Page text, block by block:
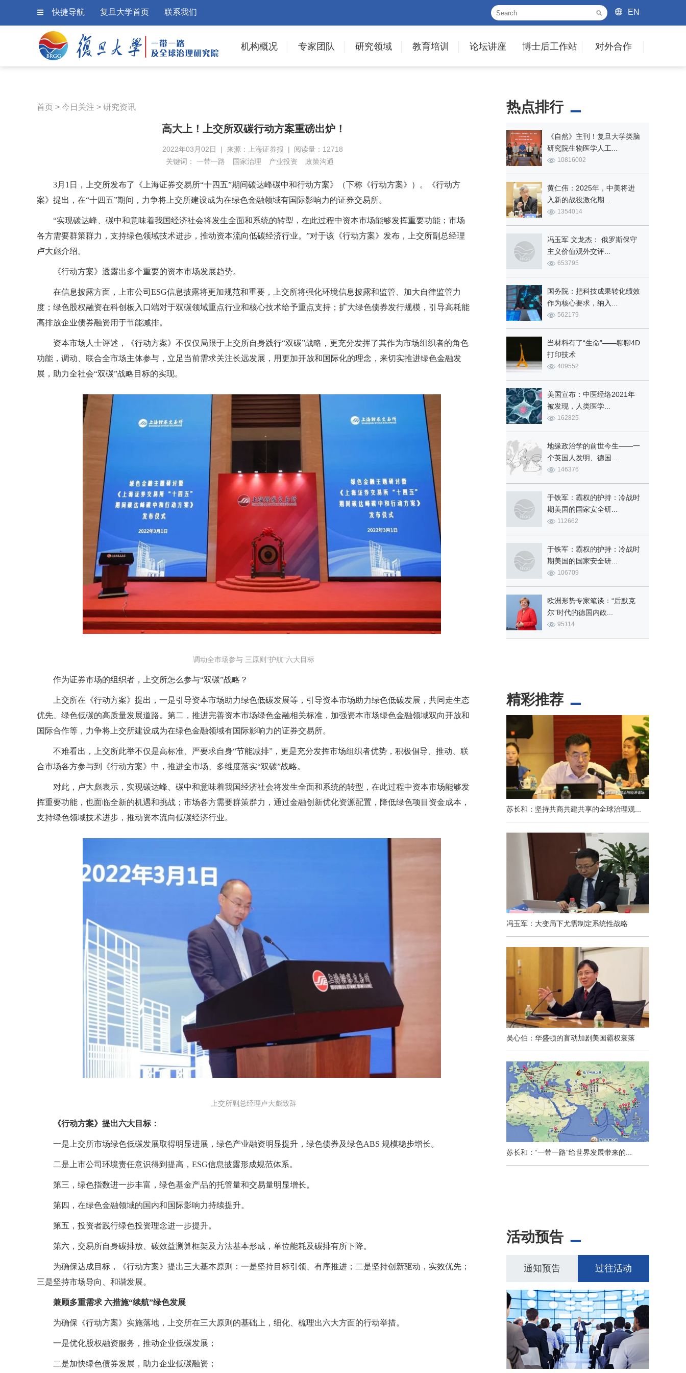
快捷导航 复旦大学首页 联系我们 EN
机构概况 专家团队 研究领域 教育培训 论坛讲座 博士后工作站 对外合作
首页 > 今日关注 > 研究资讯
高大上！上交所双碳行动方案重磅出炉！
2022年03月02日 | 来源：上海证券报 | 阅读量：12718
关键词： 一带一路 国家治理 产业投资 政策沟通
3月1日，上交所发布了《上海证券交易所“十四五”期间碳达峰碳中和行动方案》（下称《行动方案》）。《行动方
案》提出，在“十四五”期间，力争将上交所建设成为在绿色金融领域有国际影响力的证券交易所。
“实现碳达峰、碳中和意味着我国经济社会将发生全面和系统的转型，在此过程中资本市场能够发挥重要功能；市场
各方需要群策群力，支持绿色领域技术进步，推动资本流向低碳经济行业。”对于该《行动方案》发布，上交所副总经理
卢大彪介绍。
《行动方案》透露出多个重要的资本市场发展趋势。
在信息披露方面，上市公司ESG信息披露将更加规范和重要，上交所将强化环境信息披露和监管、加大自律监管力
度；绿色股权融资在科创板入口端对于双碳领域重点行业和核心技术给予重点支持；扩大绿色债券发行规模，引导高耗能
高排放企业债券融资用于节能减排。
资本市场人士评述，《行动方案》不仅仅局限于上交所自身践行“双碳”战略，更充分发挥了其作为市场组织者的角色
功能，调动、联合全市场主体参与，立足当前需求关注长远发展，用更加开放和国际化的理念，来切实推进绿色金融发
展，助力全社会“双碳”战略目标的实现。
调动全市场参与 三原则“护航”六大目标
作为证券市场的组织者，上交所怎么参与“双碳”战略？
上交所在《行动方案》提出，一是引导资本市场助力绿色低碳发展等，引导资本市场助力绿色低碳发展，共同走生态
优先、绿色低碳的高质量发展道路。第二，推进完善资本市场绿色金融相关标准，加强资本市场绿色金融领域双向开放和
国际合作等，力争将上交所建设成为在绿色金融领域有国际影响力的证券交易所。
不难看出，上交所此举不仅是高标准、严要求自身“节能减排”，更是充分发挥市场组织者优势，积极倡导、推动、联
合市场各方参与到《行动方案》中，推进全市场、多维度落实“双碳”战略。
对此，卢大彪表示，实现碳达峰、碳中和意味着我国经济社会将发生全面和系统的转型，在此过程中资本市场能够发
挥重要功能，也面临全新的机遇和挑战；市场各方需要群策群力，通过金融创新优化资源配置，降低绿色项目资金成本，
支持绿色领域技术进步，推动资本流向低碳经济行业。
上交所副总经理卢大彪致辞
《行动方案》提出六大目标：
一是上交所市场绿色低碳发展取得明显进展，绿色产业融资明显提升，绿色债券及绿色ABS 规模稳步增长。
二是上市公司环境责任意识得到提高，ESG信息披露形成规范体系。
第三，绿色指数进一步丰富，绿色基金产品的托管量和交易量明显增长。
第四，在绿色金融领域的国内和国际影响力持续提升。
第五，投资者践行绿色投资理念进一步提升。
第六，交易所自身碳排放、碳效益测算框架及方法基本形成，单位能耗及碳排有所下降。
为确保达成目标，《行动方案》提出三大基本原则：一是坚持目标引领、有序推进；二是坚持创新驱动，实效优先；
三是坚持市场导向、和谐发展。
兼顾多重需求 六措施“续航”绿色发展
为确保《行动方案》实施落地，上交所在三大原则的基础上，细化、梳理出六大方面的行动举措。
一是优化股权融资服务，推动企业低碳发展；
二是加快绿色债券发展，助力企业低碳融资；
热点排行
《自然》主刊！复旦大学类脑
研究院生物医学人工...
10816002
黄仁伟：2025年，中美将进
入新的战役激化期...
1354014
冯玉军 文龙杰： 俄罗斯保守
主义价值观外交评...
653795
国务院：把科技成果转化绩效
作为核心要求，纳入...
562179
当材料有了“生命”——聊聊4D
打印技术
409552
美国宣布：中医经络2021年
被发现，人类医学...
162825
地缘政治学的前世今生——一
个英国人发明、德国...
146376
于铁军：霸权的护持：冷战时
期美国的国家安全研...
112662
于铁军：霸权的护持：冷战时
期美国的国家安全研...
106709
欧洲形势专家笔谈：“后默克
尔”时代的德国内政...
95114
精彩推荐
苏长和：坚持共商共建共享的全球治理观...
冯玉军：大变局下尤需制定系统性战略
吴心伯：华盛顿的盲动加剧美国霸权衰落
苏长和：“一带一路”给世界发展带来的...
活动预告
通知预告 过往活动